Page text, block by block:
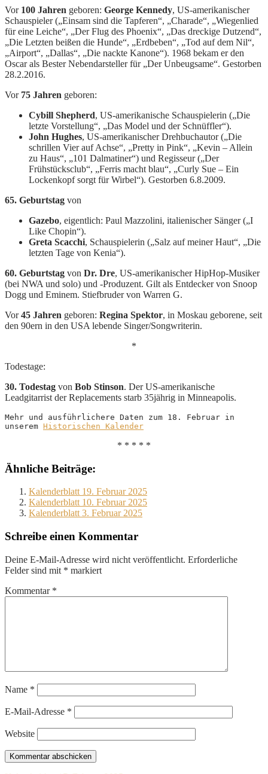
Vor 100 Jahren geboren: George Kennedy, US-amerikanischer
Schauspieler („Einsam sind die Tapferen“, „Charade“, „Wiegenlied
für eine Leiche“, „Der Flug des Phoenix“, „Das dreckige Dutzend“,
„Die Letzten beißen die Hunde“, „Erdbeben“, „Tod auf dem Nil“,
„Airport“, „Dallas“, „Die nackte Kanone“). 1968 bekam er den
Oscar als Bester Nebendarsteller für „Der Unbeugsame“. Gestorben
28.2.2016.
Vor 75 Jahren geboren:
Cybill Shepherd, US-amerikanische Schauspielerin („Die
letzte Vorstellung“, „Das Model und der Schnüffler“).
John Hughes, US-amerikanischer Drehbuchautor („Die
schrillen Vier auf Achse“, „Pretty in Pink“, „Kevin – Allein
zu Haus“, „101 Dalmatiner“) und Regisseur („Der
Frühstücksclub“, „Ferris macht blau“, „Curly Sue – Ein
Lockenkopf sorgt für Wirbel“). Gestorben 6.8.2009.
65. Geburtstag von
Gazebo, eigentlich: Paul Mazzolini, italienischer Sänger („I
Like Chopin“).
Greta Scacchi, Schauspielerin („Salz auf meiner Haut“, „Die
letzten Tage von Kenia“).
60. Geburtstag von Dr. Dre, US-amerikanischer HipHop-Musiker
(bei NWA und solo) und -Produzent. Gilt als Entdecker von Snoop
Dogg und Eminem. Stiefbruder von Warren G.
Vor45 Jahren geboren: Regina Spektor, in Moskau geborene, seit
den 90ern in den USA lebende Singer/Songwriterin.
*
Todestage:
30. Todestag von Bob Stinson. Der US-amerikanische
Leadgitarrist der Replacements starb 35jährig in Minneapolis.
Mehr und ausführlichere Daten zum 18. Februar in
unserem Historischen Kalender
* * * * *
Ähnliche Beiträge:
Kalenderblatt 19. Februar 2025
Kalenderblatt 10. Februar 2025
Kalenderblatt 3. Februar 2025
Schreibe einen Kommentar
Deine E-Mail-Adresse wird nicht veröffentlicht. Erforderliche
Felder sind mit * markiert
Kommentar *
Name *
E-Mail-Adresse *
Website